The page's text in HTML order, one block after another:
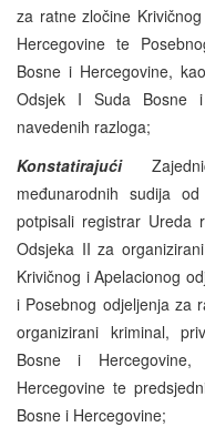
za ratne zločine
Hercegovine te
Bosne i Hercegovine,
Odsjek I Suda Bosne
navedenih razloga;
Konstatirajući
međunarodnih sudija
potpisali registrar Ureda
Odsjeka II za
Krivičnog i Apelacionog
i Posebnog odjeljenja za
organizirani kriminal,
Bosne i
Hercegovine te
Bosne i Hercegovine;